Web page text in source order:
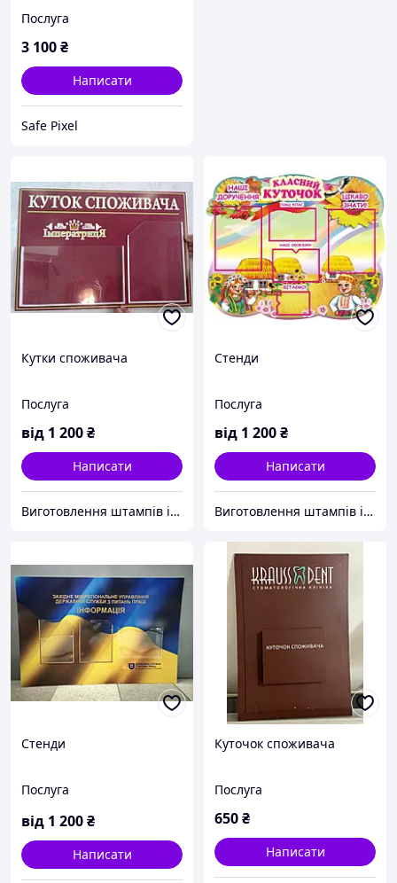
Послуга
3 100₴
Написати
Safe Pixel
Кутки споживача
Послуга
від 1 200₴
Написати
Виготовлення штампів і печаток, високої якості від ПП "Каролін"
Стенди
Послуга
від 1 200₴
Написати
Виготовлення штампів і печаток, високої якості від ПП "Каролін"
Стенди
Послуга
від 1 200₴
Написати
Куточок споживача
Послуга
650₴
Написати